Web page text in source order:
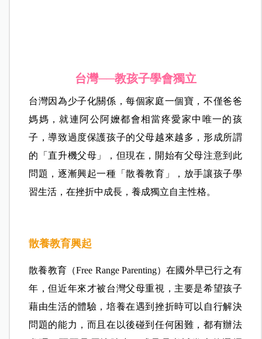
台灣──教孩子學會獨立
台灣因為少子化關係，每個家庭一個寶，不僅爸爸
媽媽，就連阿公阿嬤都會相當疼愛家中唯一的孩
子，導致過度保護孩子的父母越來越多，形成所謂
的「直升機父母」，但現在，開始有父母注意到此
問題，逐漸興起一種「散養教育」，放手讓孩子學
習生活，在挫折中成長，養成獨立自主性格。
散養教育興起
散養教育（Free Range Parenting）在國外早已行之有
年，但近年來才被台灣父母重視，主要是希望孩子
藉由生活的體驗，培養在遇到挫折時可以自行解決
問題的能力，而且在以後碰到任何困難，都有辦法